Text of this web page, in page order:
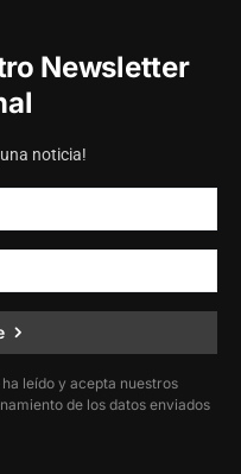
Newsletter
noticia!
leído y acepta nuestros
de los datos enviados